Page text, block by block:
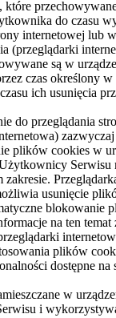
które
do czasu
internetowej lub
(przeglądarki
są w
czas określony
ich usunięcia
do przeglądania
plików cookies w
Serwisu
usunięcie
blokowanie
na ten
plików
dostępne na
w
i